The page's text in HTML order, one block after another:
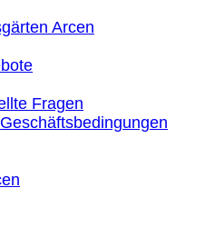
Arcen
Fragen